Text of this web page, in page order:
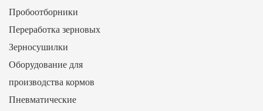
Пробоотборники
Переработка зерновых
Зерносушилки
Оборудование для
производства кормов
Пневматические